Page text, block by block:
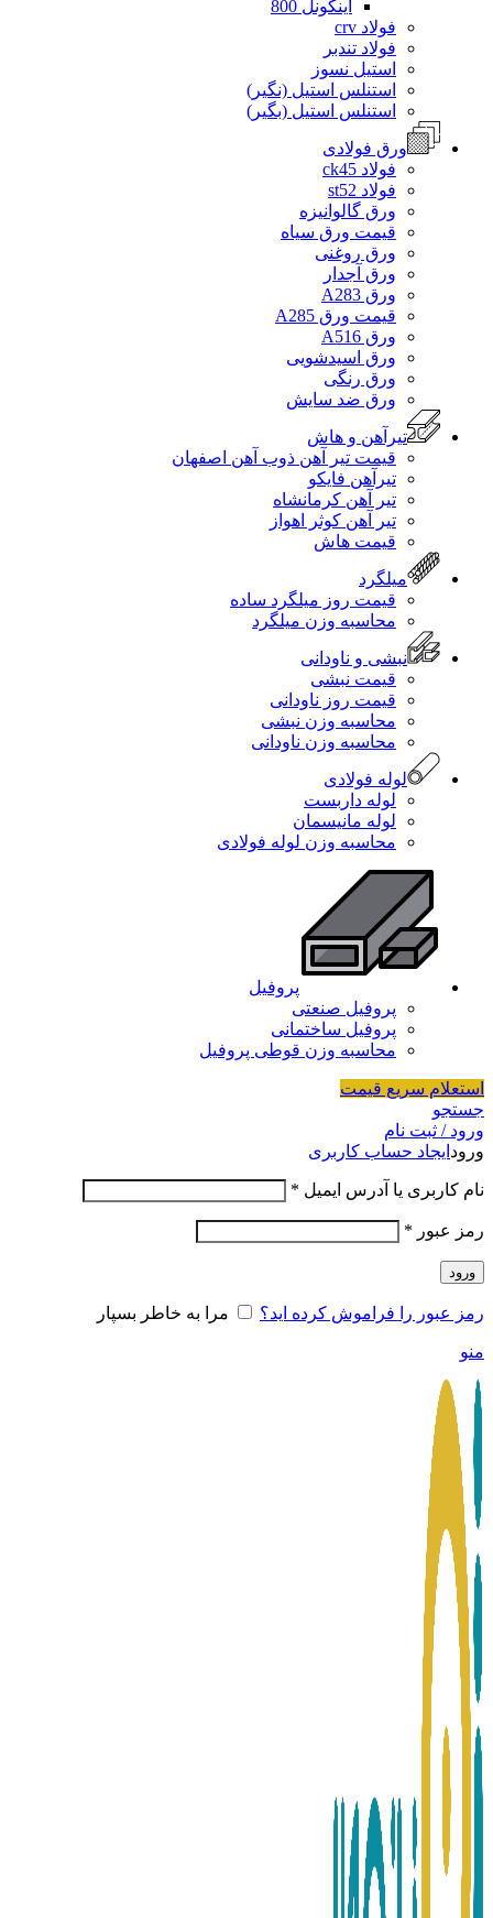
اینکونل 800
فولاد crv
فولاد تندبر
استیل نسوز
استنلس استیل (نگیر)
استنلس استیل (بگیر)
ورق فولادی
فولاد ck45
فولاد st52
ورق گالوانیزه
قیمت ورق سیاه
ورق روغنی
ورق آجدار
ورق A283
قیمت ورق A285
ورق A516
ورق اسیدشویی
ورق رنگی
ورق ضد سایش
تیرآهن و هاش
قیمت تیر آهن ذوب آهن اصفهان
تیرآهن فایکو
تیر آهن کرمانشاه
تیر آهن کوثر اهواز
قیمت هاش
میلگرد
قیمت روز میلگرد ساده
محاسبه وزن میلگرد
نبشی و ناودانی
قیمت نبشی
قیمت روز ناودانی
محاسبه وزن نبشی
محاسبه وزن ناودانی
لوله فولادی
لوله داربست
لوله مانیسمان
محاسبه وزن لوله فولادی
پروفیل
پروفیل صنعتی
پروفیل ساختمانی
محاسبه وزن قوطی پروفیل
استعلام سریع قیمت
جستجو
ورود / ثبت نام
ورود ایجاد حساب کاربری
نام کاربری یا آدرس ایمیل *
رمز عبور *
ورود
رمز عبور را فراموش کرده اید؟ مرا به خاطر بسپار
منو